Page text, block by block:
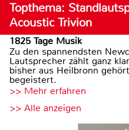
Topthema:
Acoustic Trivion
1825 Tage Musik
Zu den spannendsten
Lautsprecher zählt ganz
bisher aus Heilbronn
begeistert.
>> Mehr erfahren
>> Alle anzeigen